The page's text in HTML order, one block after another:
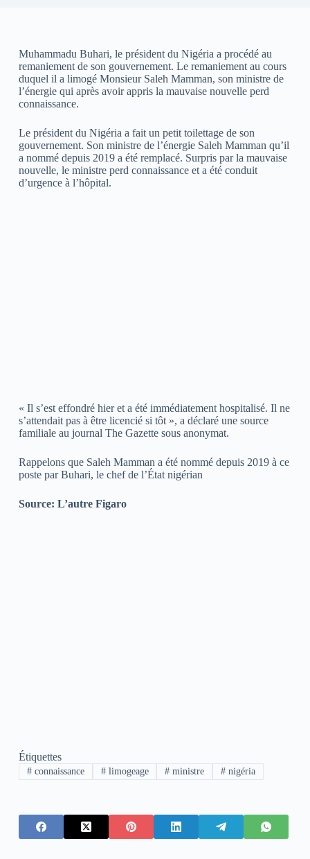
Muhammadu Buhari, le président du Nigéria a procédé au
remaniement de son gouvernement. Le remaniement au cours
duquel il a limogé Monsieur Saleh Mamman, son ministre de
l’énergie qui après avoir appris la mauvaise nouvelle perd
connaissance.
Le président du Nigéria a fait un petit toilettage de son
gouvernement. Son ministre de l’énergie Saleh Mamman qu’il
a nommé depuis 2019 a été remplacé. Surpris par la mauvaise
nouvelle, le ministre perd connaissance et a été conduit
d’urgence à l’hôpital.
« Il s’est effondré hier et a été immédiatement hospitalisé. Il ne
s’attendait pas à être licencié si tôt », a déclaré une source
familiale au journal The Gazette sous anonymat.
Rappelons que Saleh Mamman a été nommé depuis 2019 à ce
poste par Buhari, le chef de l’État nigérian
Source: L’autre Figaro
Étiquettes
#connaissance #limogeage # ministre # nigéria